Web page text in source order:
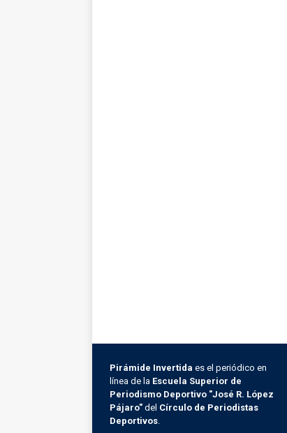
Pirámide Invertida es el periódico en
línea de la Escuela Superior de
Periodismo Deportivo "José R. López
Pájaro" del Círculo de Periodistas
Deportivos